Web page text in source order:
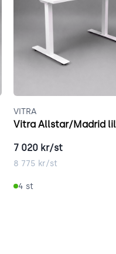
VITRA
Vitra Allstar/Madrid
7 020 kr/st
8 775 kr/st
4 st